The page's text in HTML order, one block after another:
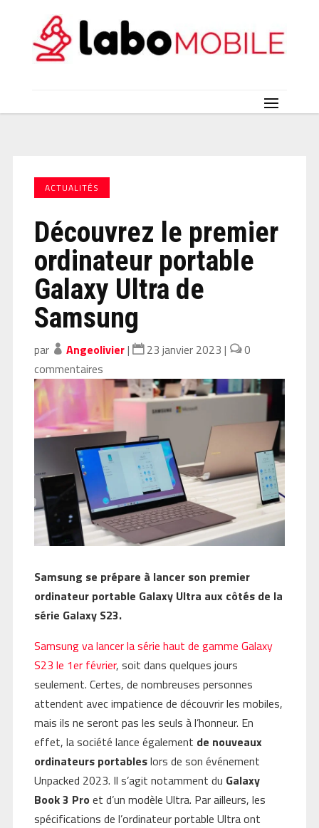
ACTUALITÉS
Découvrez le premier
ordinateur portable
Galaxy Ultra de
Samsung
par Angeolivier| 23 janvier 2023 |
0
commentaires
Samsung se prépare à lancer son premier
ordinateur portable Galaxy Ultra aux côtés de la
série Galaxy S23.
Samsung va lancer la série haut de gamme Galaxy
S23 le 1er février, soit dans quelques jours
seulement. Certes, de nombreuses personnes
attendent avec impatience de découvrir les mobiles,
mais ils ne seront pas les seuls à l’honneur. En
effet, la société lance également de nouveaux
ordinateurs portableslors de son événement
Unpacked 2023. Il s’agit notamment du Galaxy
Book 3 Pro et d’un modèle Ultra. Par ailleurs, les
spécifications de l’ordinateur portable Ultra ont